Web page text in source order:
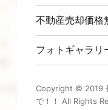
不動産売却価格
フォトギャラリ
Copyright © 2019
で！！
All Rights